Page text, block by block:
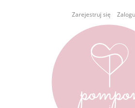
Zarejestruj się